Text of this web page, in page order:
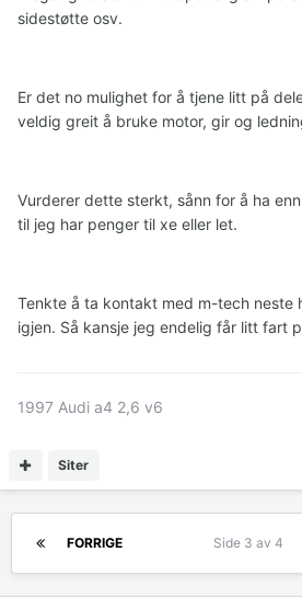
sidestøtte osv.
Er det no mulighet for å tjene litt på
veldig greit å bruke motor, gir og
Vurderer dette sterkt, sånn for å ha
til jeg har penger til xe eller let.
Tenkte å ta kontakt med m-tech neste
igjen. Så kansje jeg endelig får litt fart
Siter
1997 Audi a4 2,6 v6
FORRIGE Side 3 av 4